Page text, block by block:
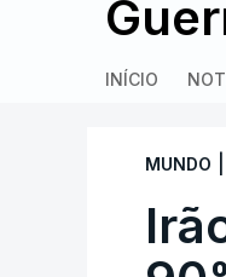
INÍCIO
MUNDO